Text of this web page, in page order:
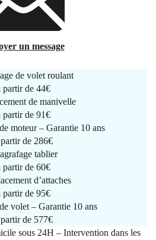
un message
de volet roulant
partir de 44€
de manivelle
partir de 91€
moteur – Garantie 10 ans
de 286€
tablier
partir de 60€
d’attaches
partir de 95€
volet – Garantie 10 ans
de 577€
sous 24H – Intervention dans les